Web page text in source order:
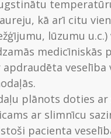
kā arī citu
lūzumu
medicīniskās
plānots doties
ar slimnīcu
pacienta